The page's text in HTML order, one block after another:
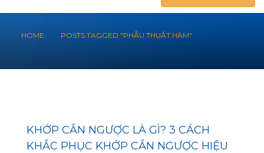
HOME POSTS TAGGED "PHẪU THUẬT HÀM"
KHỚP CẮN NGƯỢC LÀ GÌ? 3 CÁCH
KHẮC PHỤC KHỚP CẮN NGƯỢC HIỆU